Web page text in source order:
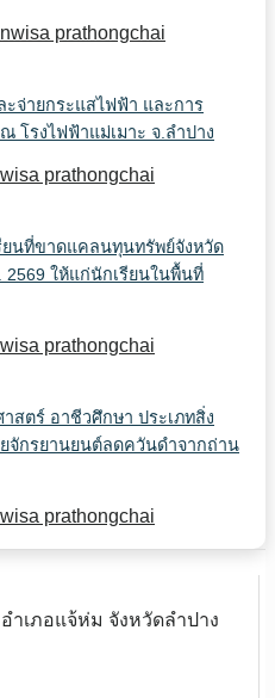
prathongchai
จ่ายกระแสไฟฟ้า และการ
โรงไฟฟ้าแม่เมาะ จ.ลำปาง
prathongchai
นที่ขาดแคลนทุนทรัพย์จังหวัด
ให้แก่นักเรียนในพื้นที่
prathongchai
สตร์ อาชีวศึกษา ประเภทสิ่ง
ยจักรยานยนต์ลดควันดำจากถ่าน
prathongchai
ำเภอแจ้ห่ม จังหวัดลำปาง